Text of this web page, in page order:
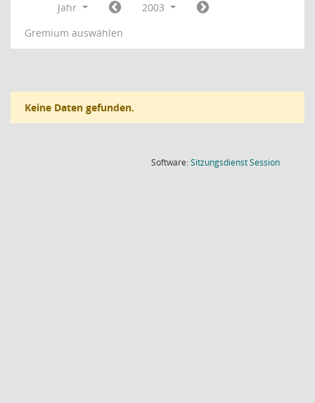
Jahr
2003
Gremium auswählen
Keine Daten gefunden.
Software:SitzungsdienstSession(Wird in